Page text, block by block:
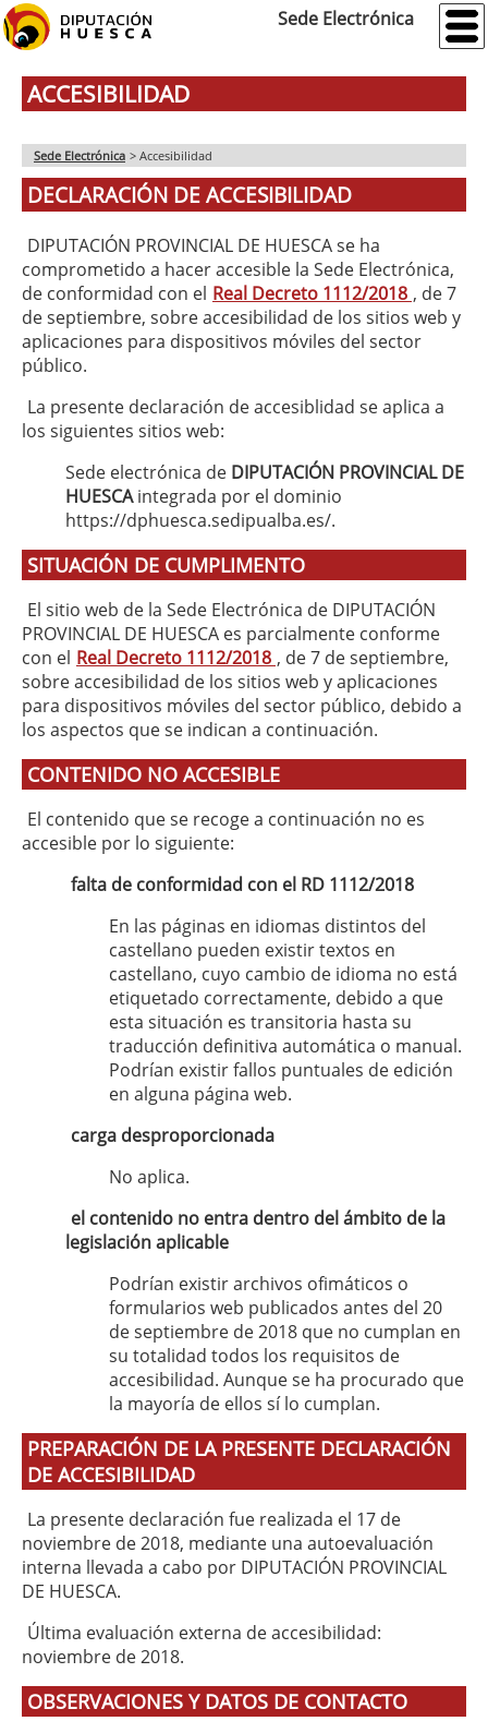
Sede Electrónica
ACCESIBILIDAD
Sede Electrónica > Accesibilidad
DECLARACIÓN DE ACCESIBILIDAD
DIPUTACIÓN PROVINCIAL DE HUESCA se ha
comprometido a hacer accesible la Sede Electrónica,
de conformidad con el Real Decreto 1112/2018 , de 7
de septiembre, sobre accesibilidad de los sitios web y
aplicaciones para dispositivos móviles del sector
público.
La presente declaración de accesiblidad se aplica a
los siguientes sitios web:
Sede electrónica de DIPUTACIÓN PROVINCIAL DE
HUESCAintegrada por el dominio
https://dphuesca.sedipualba.es/.
SITUACIÓN DE CUMPLIMENTO
El sitio web de la Sede Electrónica de DIPUTACIÓN
PROVINCIAL DE HUESCA es parcialmente conforme
con el Real Decreto 1112/2018 , de 7 de septiembre,
sobre accesibilidad de los sitios web y aplicaciones
para dispositivos móviles del sector público, debido a
los aspectos que se indican a continuación.
CONTENIDO NO ACCESIBLE
El contenido que se recoge a continuación no es
accesible por lo siguiente:
falta de conformidad con el RD 1112/2018
En las páginas en idiomas distintos del
castellano pueden existir textos en
castellano, cuyo cambio de idioma no está
etiquetado correctamente, debido a que
esta situación es transitoria hasta su
traducción definitiva automática o manual.
Podrían existir fallos puntuales de edición
en alguna página web.
carga desproporcionada
No aplica.
el contenido no entra dentro del ámbito de la
legislación aplicable
Podrían existir archivos ofimáticos o
formularios web publicados antes del 20
de septiembre de 2018 que no cumplan en
su totalidad todos los requisitos de
accesibilidad. Aunque se ha procurado que
la mayoría de ellos sí lo cumplan.
PREPARACIÓN DE LA PRESENTE DECLARACIÓN
DE ACCESIBILIDAD
La presente declaración fue realizada el 17 de
noviembre de 2018, mediante una autoevaluación
interna llevada a cabo por DIPUTACIÓN PROVINCIAL
DE HUESCA.
Última evaluación externa de accesibilidad:
noviembre de 2018.
OBSERVACIONES Y DATOS DE CONTACTO